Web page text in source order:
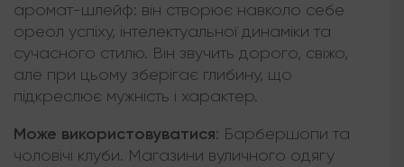
аромат-шлейф: він створює навколо себе
ореол успіху, інтелектуальної динаміки та
сучасного стилю. Він звучить дорого, свіжо,
але при цьому зберігає глибину, що
підкреслює мужність і характер.
Може використовуватися: Барбершопи та
чоловічі клуби. Магазини вуличного одягу